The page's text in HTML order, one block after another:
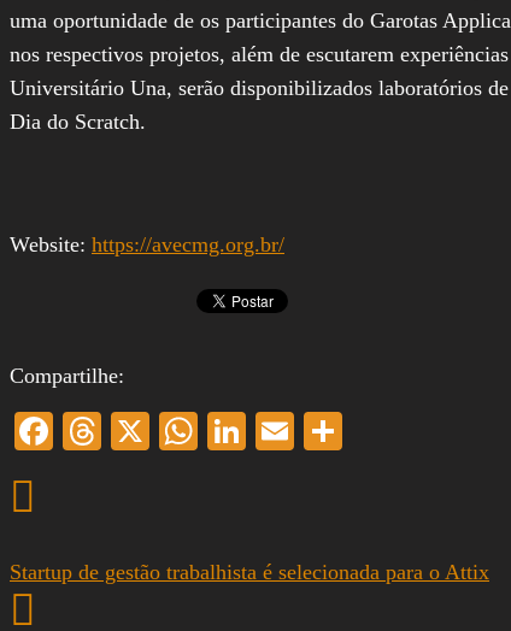
uma oportunidade de os participantes do Garotas
nos respectivos projetos, além de escutarem
Universitário Una, serão disponibilizados laboratórios
Dia do Scratch.
Website: https://avecmg.org.br/
Compartilhe:
Facebook
Threads
X WhatsApp
LinkedIn
Email
Startup de gestão trabalhista é selecionada para o Attix